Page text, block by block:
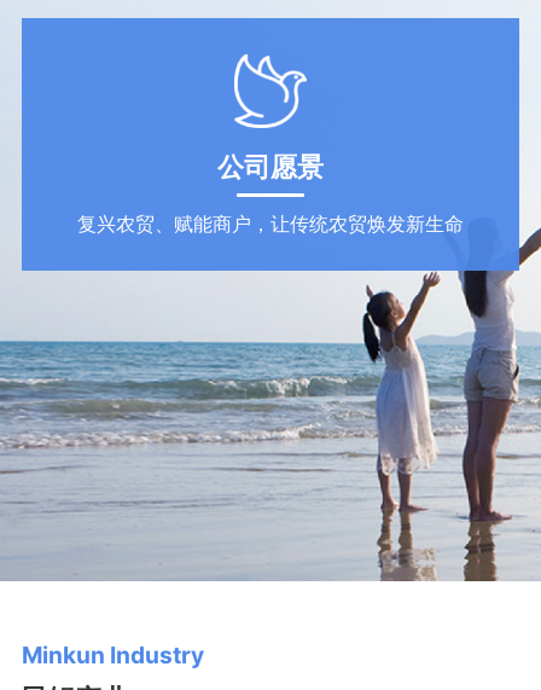
公司愿景
复兴农贸、赋能商户，让传统农贸焕发新生命
Minkun Industry